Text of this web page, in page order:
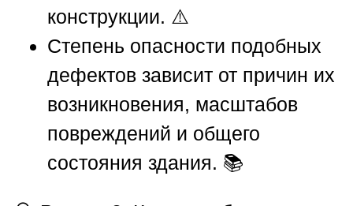
конструкции. ⚠️
Степень опасности подобных
дефектов зависит от причин их
возникновения, масштабов
повреждений и общего
состояния здания. 📚